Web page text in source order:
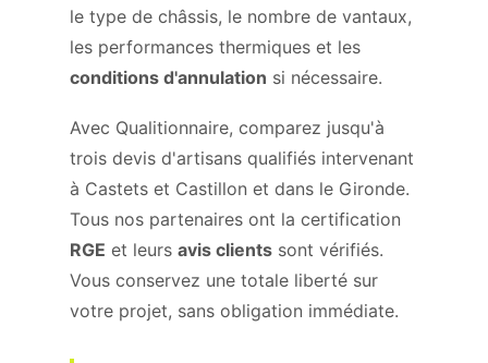
le type de châssis, le nombre de vantaux,
les performances thermiques et les
conditions d'annulation si nécessaire.
Avec Qualitionnaire, comparez jusqu'à
trois devis d'artisans qualifiés intervenant
à Castets et Castillon et dans le Gironde.
Tous nos partenaires ont la certification
RGE et leurs avis clients sont vérifiés.
Vous conservez une totale liberté sur
votre projet, sans obligation immédiate.